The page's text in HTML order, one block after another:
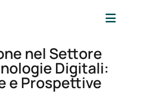
nel Settore
Digitali:
e Prospettive